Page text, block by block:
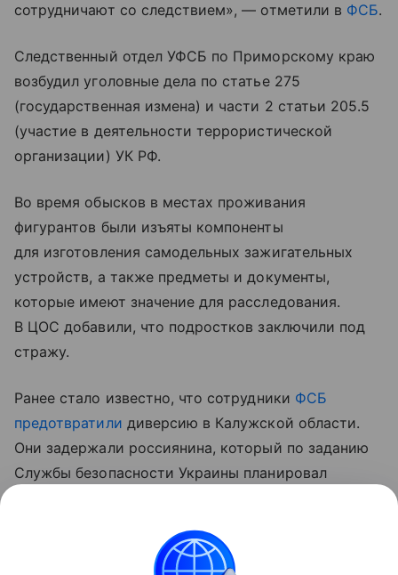
сотрудничают со следствием», — отметили в ФСБ.
Следственный отдел УФСБ по Приморскому краю
возбудил уголовные дела по статье 275
(государственная измена) и части 2 статьи 205.5
(участие в деятельности террористической
организации) УК РФ.
Во время обысков в местах проживания
фигурантов были изъяты компоненты
для изготовления самодельных зажигательных
устройств, а также предметы и документы,
которые имеют значение для расследования.
В ЦОС добавили, что подростков заключили под
стражу.
Ранее стало известно, что сотрудники ФСБ
предотвратили диверсию в Калужской области.
Они задержали россиянина, который по заданию
Службы безопасности Украины планировал